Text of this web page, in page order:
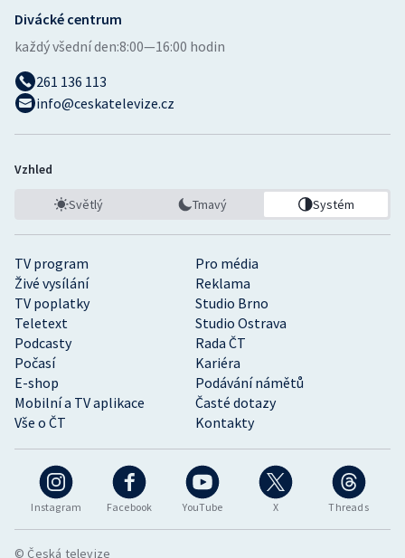
Instagram Facebook YouTube X Threads
TV program
Pro média
Živé vysílání
Reklama
TV poplatky
Studio Brno
Teletext
Studio Ostrava
Podcasty
Rada ČT
Počasí
Kariéra
E-shop
Podávání námětů
Mobilní a TV aplikace
Časté dotazy
Vše o ČT
Kontakty
Divácké centrum
každý všední den:8:00—16:00 hodin
261 136 113
info@ceskatelevize.cz
Vzhled
Světlý Tmavý Systém
© Česká televize